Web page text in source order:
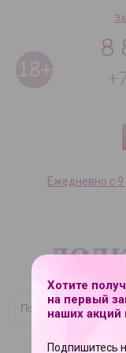
8
Ежедневно с 9
Хотите
на первый
наших
Подпишитесь